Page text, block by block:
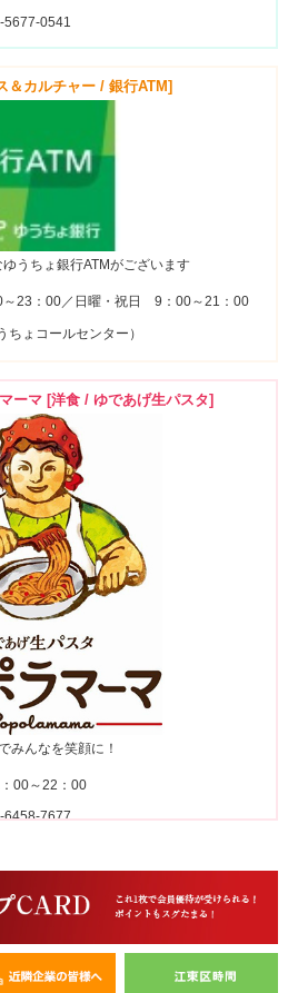
5677-0541
＆カルチャー / 銀行ATM]
うちょ銀行ATMがございます
23：00／日曜・祝日 9：00～21：00
ょコールセンター）
ーマ [洋食 / ゆであげ生パスタ]
みんなを笑顔に！
00～22：00
6458-7677